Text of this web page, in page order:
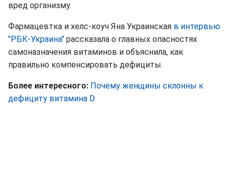
вред организму.
Фармацевтка и хелс-коуч Яна Украинская в интервью
"РБК-Украина" рассказала о главных опасностях
самоназначения витаминов и объяснила, как
правильно компенсировать дефициты.
Более интересного: Почему женщины склонны к
дефициту витамина D